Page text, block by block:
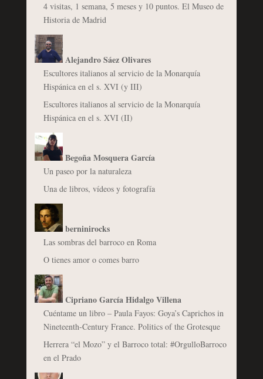
4 visitas, 1 semana, 5 meses y 10 puntos. El Museo de
Historia de Madrid
Alejandro Sáez Olivares
Escultores italianos al servicio de la Monarquía
Hispánica en el s. XVI (y III)
Escultores italianos al servicio de la Monarquía
Hispánica en el s. XVI (II)
Begoña Mosquera García
Un paseo por la naturaleza
Una de libros, vídeos y fotografía
berninirocks
Las sombras del barroco en Roma
O tienes amor o comes barro
Cipriano García Hidalgo Villena
Cuéntame un libro – Paula Fayos: Goya’s Caprichos in
Nineteenth-Century France. Politics of the Grotesque
Herrera “el Mozo” y el Barroco total: #OrgulloBarroco
en el Prado